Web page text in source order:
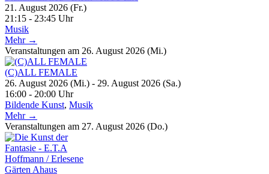
21. August 2026 (Fr.)
21:15 - 23:45 Uhr
Musik
Mehr →
Veranstaltungen am 26. August 2026 (Mi.)
(C)ALL FEMALE
26. August 2026 (Mi.) - 29. August 2026 (Sa.)
16:00 - 20:00 Uhr
Bildende Kunst, Musik
Mehr →
Veranstaltungen am 27. August 2026 (Do.)